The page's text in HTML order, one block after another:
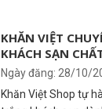
KHĂN VIỆT
KHÁCH SẠN
Ngày đăng: 28/10/
Khăn Việt Shop tự